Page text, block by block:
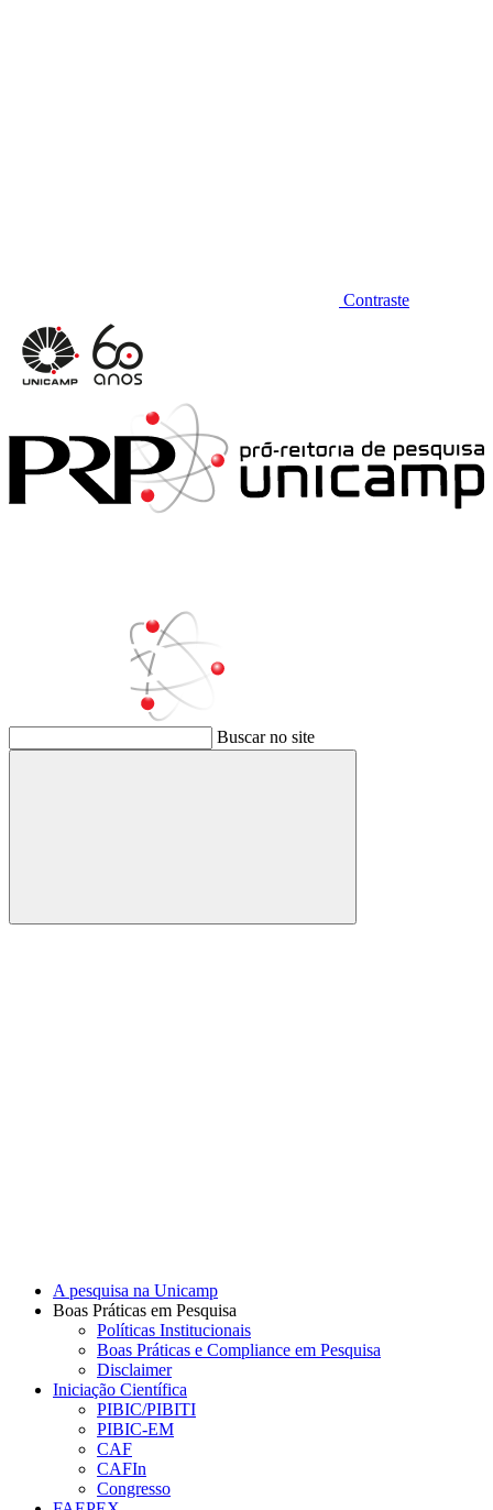
Contraste
Buscar no site
Buscar
A pesquisa na Unicamp
Boas Práticas em Pesquisa
Políticas Institucionais
Boas Práticas e Compliance em Pesquisa
Disclaimer
Iniciação Científica
PIBIC/PIBITI
PIBIC-EM
CAF
CAFIn
Congresso